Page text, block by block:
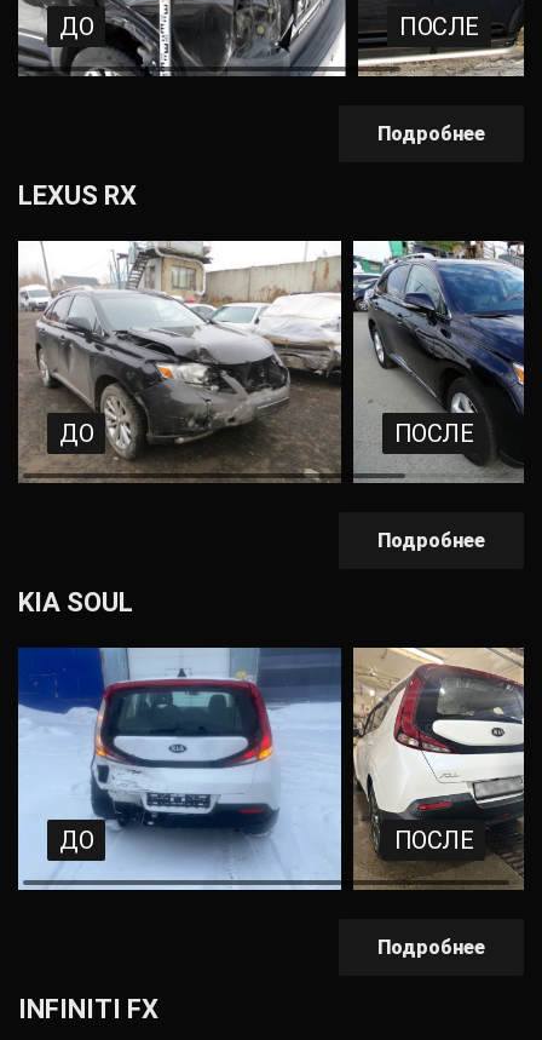
ДО ПОСЛЕ
Подробнее
LEXUS RX
ДО ПОСЛЕ
Подробнее
KIA SOUL
ДО ПОСЛЕ
Подробнее
INFINITI FX